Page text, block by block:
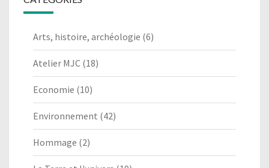
Arts, histoire, archéologie (6)
Atelier MJC (18)
Economie (10)
Environnement (42)
Hommage (2)